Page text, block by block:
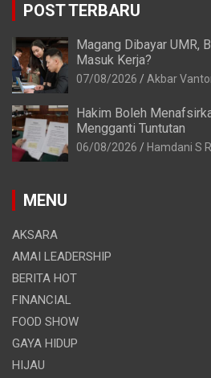
POST TERBARU
Magang Dibayar UMR,
Masuk Kerja?
07/08/2026 Akbar
Hakim Boleh
Mengganti Tuntutan
06/08/2026 Hamdani S
MENU
AKSARA
AMAI LEADERSHIP
BERITA HOT
FINANCIAL
FOOD SHOW
GAYA HIDUP
HIJAU